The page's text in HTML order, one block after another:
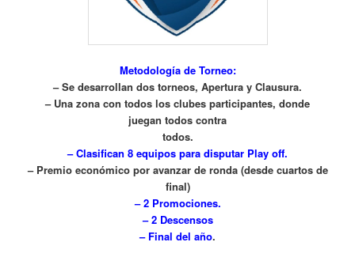
Metodología de Torneo:
– Se desarrollan dos torneos, Apertura y Clausura.
– Una zona con todos los clubes participantes, donde
juegan todos contra
todos.
– Clasifican 8 equipos para disputar Play off.
– Premio económico por avanzar de ronda (desde cuartos de
final)
– 2 Promociones.
– 2 Descensos
– Final del año.